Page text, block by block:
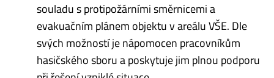
souladu s protipožárními směrnicemi a
evakuačním plánem objektu v areálu VŠE. Dle
svých možností je nápomocen pracovníkům
hasičského sboru a poskytuje jim plnou podporu